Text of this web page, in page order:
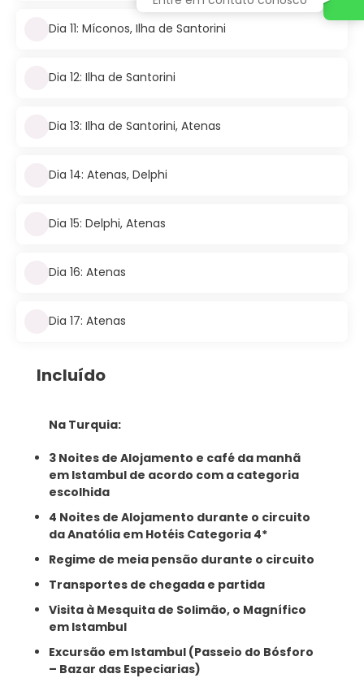
Dia 11: Míconos, Ilha de Santorini
Dia 12: Ilha de Santorini
Dia 13: Ilha de Santorini, Atenas
Dia 14: Atenas, Delphi
Dia 15: Delphi, Atenas
Dia 16: Atenas
Dia 17: Atenas
Incluído
Na Turquia:
3 Noites de Alojamento e café da manhã
em Istambul de acordo com a categoria
escolhida
4 Noites de Alojamento durante o circuito
da Anatólia em Hotéis Categoria 4*
Regime de meia pensão durante o circuito
Transportes de chegada e partida
Visita à Mesquita de Solimão, o Magnífico
em Istambul
Excursão em Istambul (Passeio do Bósforo
– Bazar das Especiarias)